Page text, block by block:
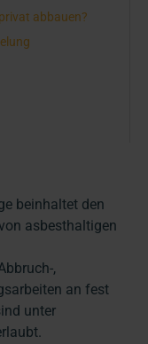
abbauen?
beinhaltet den
asbesthaltigen
,
an fest
unter